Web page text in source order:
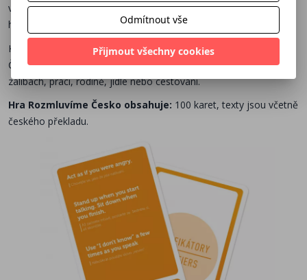
v jazyce doma i na cestách. Trénujslovíčka, gramatikua
hlavně komunikaci.
Karty jsou určeny pro každého, kdo si chcezlepšit angličtinu
Čas odhodit zábrany a začít mluvit! Popovídejte si o svých
zálibách, práci, rodině, jídle nebo cestování.
Hra Rozmluvíme Česko obsahuje: 100 karet, texty jsou včetně
českého překladu.
Odmítnout vše
Přijmout všechny cookies